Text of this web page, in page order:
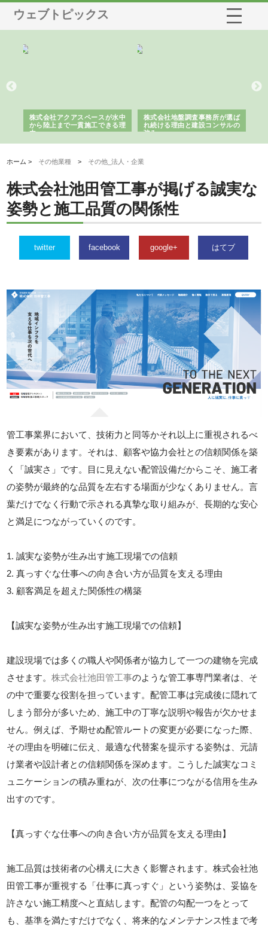
ウェブトピックス
株式会社アクアスペースが水中
から陸上まで一貫施工できる理
由
株式会社地盤調査事務所が選ば
れ続ける理由と建設コンサルの
強み
ホーム > その他業種 > その他_法人・企業
株式会社池田管工事が掲げる誠実な
姿勢と施工品質の関係性
twitter facebook google+ はてブ
管工事業界において、技術力と同等かそれ以上に重視されるべ
き要素があります。それは、顧客や協力会社との信頼関係を築
く「誠実さ」です。目に見えない配管設備だからこそ、施工者
の姿勢が最終的な品質を左右する場面が少なくありません。言
葉だけでなく行動で示される真摯な取り組みが、長期的な安心
と満足につながっていくのです。
1. 誠実な姿勢が生み出す施工現場での信頼
2. 真っすぐな仕事への向き合い方が品質を支える理由
3. 顧客満足を超えた関係性の構築
【誠実な姿勢が生み出す施工現場での信頼】
建設現場では多くの職人や関係者が協力して一つの建物を完成
させます。株式会社池田管工事のような管工事専門業者は、そ
の中で重要な役割を担っています。配管工事は完成後に隠れて
しまう部分が多いため、施工中の丁寧な説明や報告が欠かせま
せん。例えば、予期せぬ配管ルートの変更が必要になった際、
その理由を明確に伝え、最適な代替案を提示する姿勢は、元請
け業者や設計者との信頼関係を深めます。こうした誠実なコミ
ュニケーションの積み重ねが、次の仕事につながる信用を生み
出すのです。
【真っすぐな仕事への向き合い方が品質を支える理由】
施工品質は技術者の心構えに大きく影響されます。株式会社池
田管工事が重視する「仕事に真っすぐ」という姿勢は、妥協を
許さない施工精度へと直結します。配管の勾配一つをとって
も、基準を満たすだけでなく、将来的なメンテナンス性まで考